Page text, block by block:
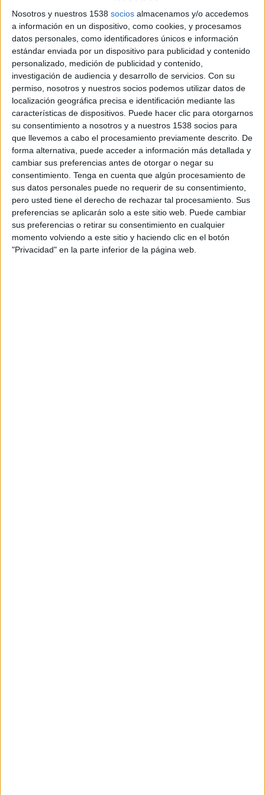
Nosotros y nuestros 1538 socios almacenamos y/o accedemos
a información en un dispositivo, como cookies, y procesamos
datos personales, como identificadores únicos e información
estándar enviada por un dispositivo para publicidad y contenido
personalizado, medición de publicidad y contenido,
investigación de audiencia y desarrollo de servicios. Con su
permiso, nosotros y nuestros socios podemos utilizar datos de
localización geográfica precisa e identificación mediante las
características de dispositivos. Puede hacer clic para otorgarnos
su consentimiento a nosotros y a nuestros 1538 socios para
que llevemos a cabo el procesamiento previamente descrito. De
forma alternativa, puede acceder a información más detallada y
cambiar sus preferencias antes de otorgar o negar su
consentimiento. Tenga en cuenta que algún procesamiento de
sus datos personales puede no requerir de su consentimiento,
pero usted tiene el derecho de rechazar tal procesamiento. Sus
preferencias se aplicarán solo a este sitio web. Puede cambiar
sus preferencias o retirar su consentimiento en cualquier
momento volviendo a este sitio y haciendo clic en el botón
"Privacidad" en la parte inferior de la página web.
570.804 euros de la taxa turística en
accions de promoció
L’Ajuntament de Girona ha destinat 570.804 euros en els
últims quatre anys en accions de promoció turística a la
ciutat. Es tracta del 75% de l’import recaptat en concepte ...
Notícia
Els hotels de la demarcació de Girona
superen els 616.000 clients en un juliol